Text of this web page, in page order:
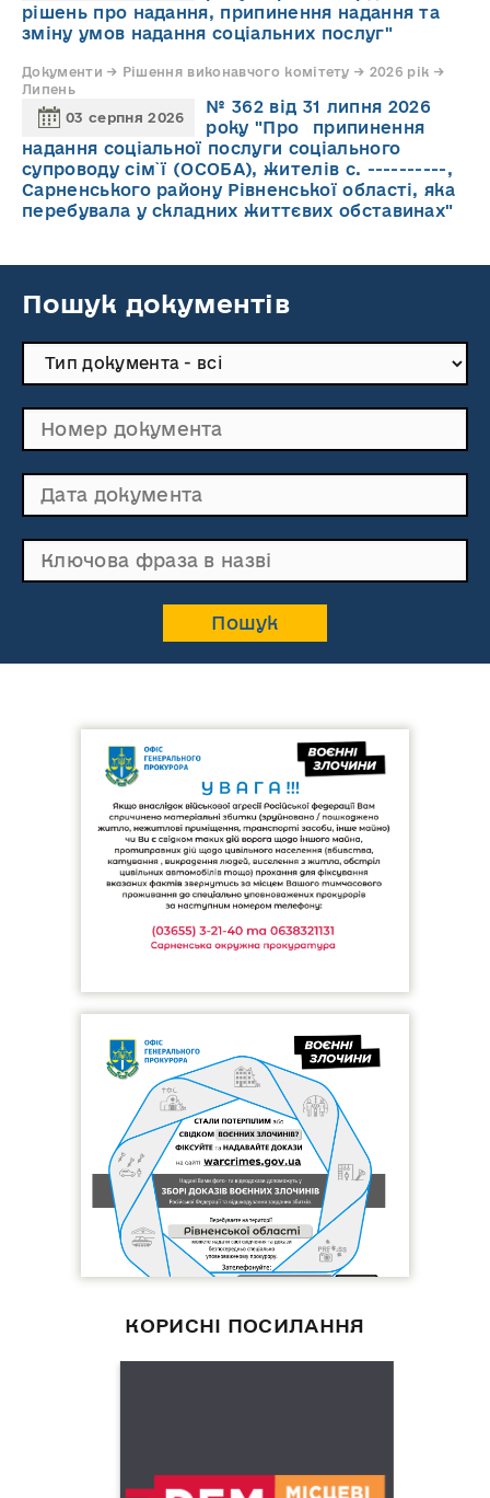
рішень про надання, припинення надання та
зміну умов надання соціальних послуг"
Документи → Рішення виконавчого комітету → 2026 рік →
Липень
03 серпня 2026
№ 362 від 31 липня 2026
року "Про припинення
надання соціальної послуги соціального
супроводу cім`ї (ОСОБА), жителів с. ----------,
Сарненського району Рівненської області, яка
перебувала у складних життєвих обставинах"
Пошук документів
КОРИСНІ ПОСИЛАННЯ